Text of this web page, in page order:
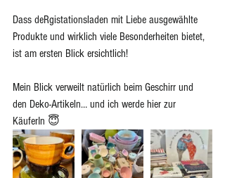
Dass deRgistationsladen mit Liebe ausgewählte
Produkte und wirklich viele Besonderheiten bietet,
ist am ersten Blick ersichtlich!
Mein Blick verweilt natürlich beim Geschirr und
den Deko-Artikeln… und ich werde hier zur
KäuferIn 😇